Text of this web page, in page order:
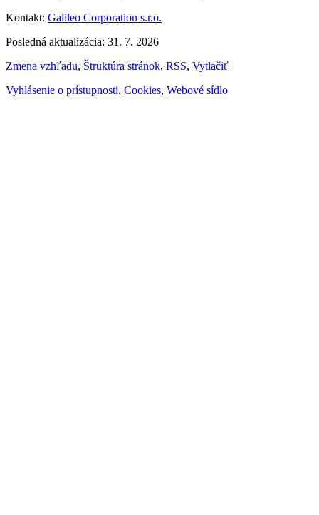
Kontakt: Galileo Corporation s.r.o.
Posledná aktualizácia: 31. 7. 2026
Zmena vzhľadu, Štruktúra stránok, RSS, Vytlačiť
Vyhlásenie o prístupnosti, Cookies, Webové sídlo